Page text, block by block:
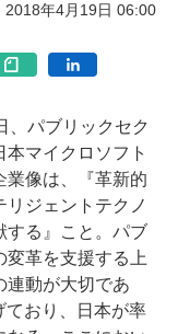
2018年4月19日 06:00
パブリックセク
マイクロソフト
業像は、『革新的
ジェントテクノ
する』こと。パブ
変革を支援する上
連動が大切であ
ており、日本が率